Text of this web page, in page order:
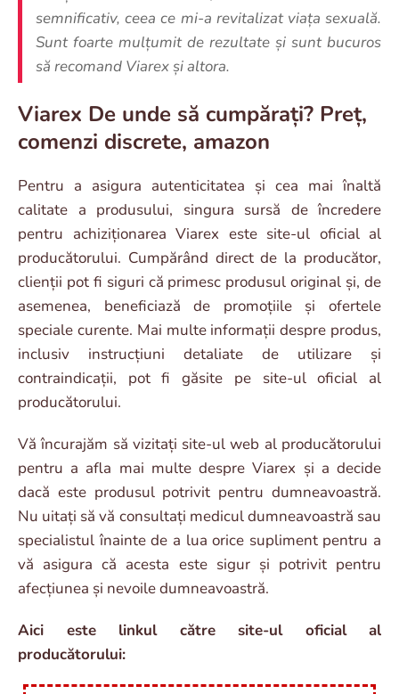
semnificativ, ceea ce mi-a revitalizat viața sexuală.
Sunt foarte mulțumit de rezultate și sunt bucuros
să recomand Viarex și altora.
Viarex De unde să cumpărați? Preț,
comenzi discrete, amazon
Pentru a asigura autenticitatea și cea mai înaltă
calitate a produsului, singura sursă de încredere
pentru achiziționarea Viarex este site-ul oficial al
producătorului. Cumpărând direct de la producător,
clienții pot fi siguri că primesc produsul original și, de
asemenea, beneficiază de promoțiile și ofertele
speciale curente. Mai multe informații despre produs,
inclusiv instrucțiuni detaliate de utilizare și
contraindicații, pot fi găsite pe site-ul oficial al
producătorului.
Vă încurajăm să vizitați site-ul web al producătorului
pentru a afla mai multe despre Viarex și a decide
dacă este produsul potrivit pentru dumneavoastră.
Nu uitați să vă consultați medicul dumneavoastră sau
specialistul înainte de a lua orice supliment pentru a
vă asigura că acesta este sigur și potrivit pentru
afecțiunea și nevoile dumneavoastră.
Aici este linkul către site-ul oficial al
producătorului: